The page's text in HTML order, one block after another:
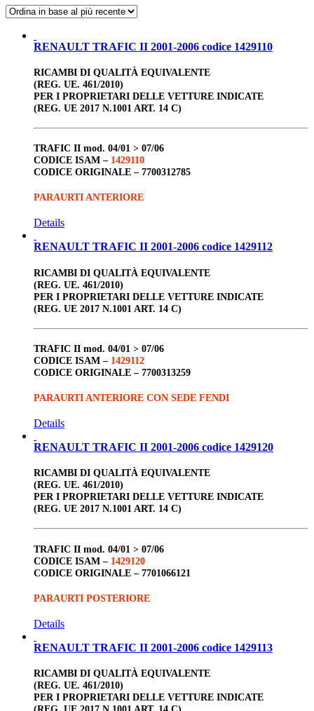
RENAULT TRAFIC II 2001-2006 codice 1429110
RICAMBI DI QUALITÀ EQUIVALENTE
(REG. UE. 461/2010)
PER I PROPRIETARI DELLE VETTURE INDICATE
(REG. UE 2017 N.1001 ART. 14 C)
TRAFIC II mod. 04/01 > 07/06
CODICE ISAM – 1429110
CODICE ORIGINALE – 7700312785
PARAURTI ANTERIORE
Details
RENAULT TRAFIC II 2001-2006 codice 1429112
RICAMBI DI QUALITÀ EQUIVALENTE
(REG. UE. 461/2010)
PER I PROPRIETARI DELLE VETTURE INDICATE
(REG. UE 2017 N.1001 ART. 14 C)
TRAFIC II mod. 04/01 > 07/06
CODICE ISAM – 1429112
CODICE ORIGINALE – 7700313259
PARAURTI ANTERIORE CON SEDE FENDI
Details
RENAULT TRAFIC II 2001-2006 codice 1429120
RICAMBI DI QUALITÀ EQUIVALENTE
(REG. UE. 461/2010)
PER I PROPRIETARI DELLE VETTURE INDICATE
(REG. UE 2017 N.1001 ART. 14 C)
TRAFIC II mod. 04/01 > 07/06
CODICE ISAM – 1429120
CODICE ORIGINALE – 7701066121
PARAURTI POSTERIORE
Details
RENAULT TRAFIC II 2001-2006 codice 1429113
RICAMBI DI QUALITÀ EQUIVALENTE
(REG. UE. 461/2010)
PER I PROPRIETARI DELLE VETTURE INDICATE